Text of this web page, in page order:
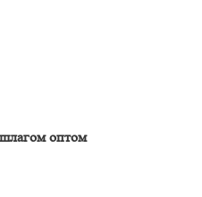
оптом